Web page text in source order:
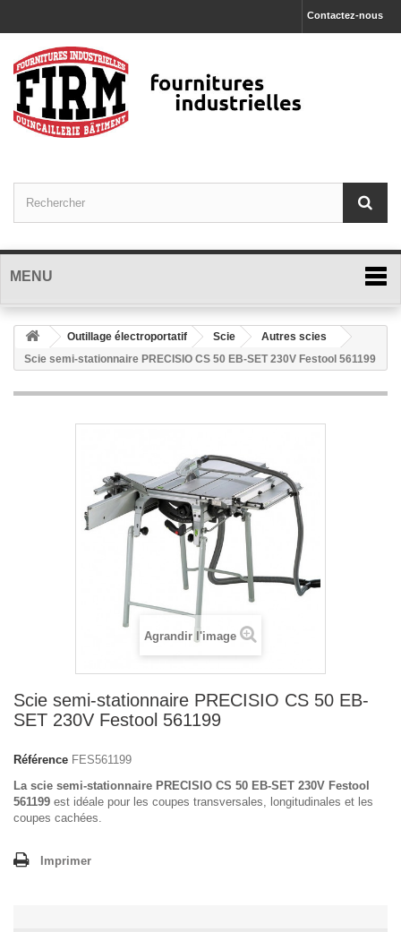
Contactez-nous
MENU
Outillage électroportatif Scie
Autres scies
Scie semi-stationnaire PRECISIO CS 50 EB-SET 230V Festool 561199
Agrandir l'image
Scie semi-stationnaire PRECISIO CS 50 EB-
SET 230V Festool 561199
Référence FES561199
La scie semi-stationnaire PRECISIO CS 50 EB-SET 230V Festool
561199 est idéale pour les coupes transversales, longitudinales et les
coupes cachées.
Imprimer